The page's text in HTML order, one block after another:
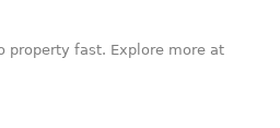
property fast. Explore more at